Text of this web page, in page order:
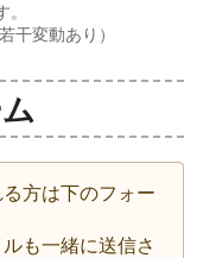
干変動あり）
方は下のフォー
も一緒に送信さ